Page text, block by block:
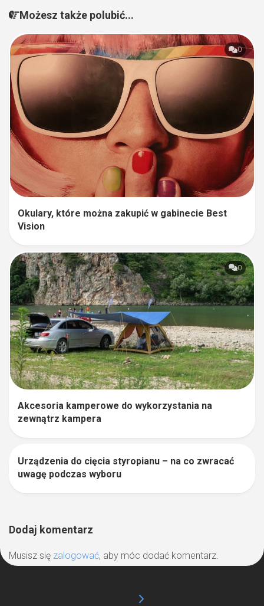
Możesz także polubić...
0
Okulary, które można zakupić w gabinecie Best
Vision
0
Akcesoria kamperowe do wykorzystania na
zewnątrz kampera
Urządzenia do cięcia styropianu – na co zwracać
uwagę podczas wyboru
Dodaj komentarz
Musisz się zalogować, aby móc dodać komentarz.